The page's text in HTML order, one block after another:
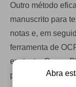
Outro método
manuscrito para
notas e, em
ferramenta de
em texto. Com o
pode criarAbra